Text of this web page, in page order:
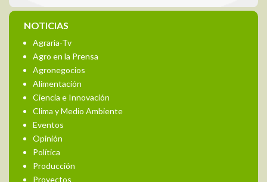
NOTICIAS
Agraria-Tv
Agro en la Prensa
Agronegocios
Alimentación
Ciencia e Innovación
Clima y Medio Ambiente
Eventos
Opinión
Política
Producción
Proyectos